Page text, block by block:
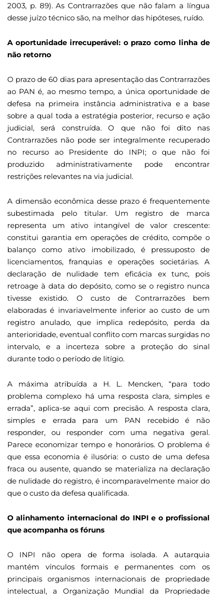
2003, p. 89). As Contrarrazões que não falam a língua
desse juízo técnico são, na melhor das hipóteses, ruído.
A oportunidade irrecuperável: o prazo como linha de
não retorno
O prazo de 60 dias para apresentação das Contrarrazões
ao PAN é, ao mesmo tempo, a única oportunidade de
defesa na primeira instância administrativa e a base
sobre a qual toda a estratégia posterior, recurso e ação
judicial, será construída. O que não foi dito nas
Contrarrazões não pode ser integralmente recuperado
no recurso ao Presidente do INPI; o que não foi
produzido administrativamente pode encontrar
restrições relevantes na via judicial.
A dimensão econômica desse prazo é frequentemente
subestimada pelo titular. Um registro de marca
representa um ativo intangível de valor crescente:
constitui garantia em operações de crédito, compõe o
balanço como ativo imobilizado, é pressuposto de
licenciamentos, franquias e operações societárias. A
declaração de nulidade tem eficácia ex tunc, pois
retroage à data do depósito, como se o registro nunca
tivesse existido. O custo de Contrarrazões bem
elaboradas é invariavelmente inferior ao custo de um
registro anulado, que implica redepósito, perda da
anterioridade, eventual conflito com marcas surgidas no
intervalo, e a incerteza sobre a proteção do sinal
durante todo o período de litígio.
A máxima atribuída a H. L. Mencken, “para todo
problema complexo há uma resposta clara, simples e
errada”, aplica-se aqui com precisão. A resposta clara,
simples e errada para um PAN recebido é não
responder, ou responder com uma negativa geral.
Parece economizar tempo e honorários. O problema é
que essa economia é ilusória: o custo de uma defesa
fraca ou ausente, quando se materializa na declaração
de nulidade do registro, é incomparavelmente maior do
que o custo da defesa qualificada.
O alinhamento internacional do INPI e o profissional
que acompanha os fóruns
O INPI não opera de forma isolada. A autarquia
mantém vínculos formais e permanentes com os
principais organismos internacionais de propriedade
intelectual, a Organização Mundial da Propriedade